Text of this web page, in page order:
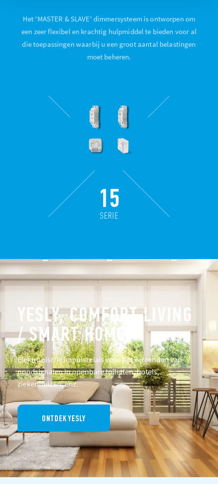
Het 'MASTER & SLAVE' dimmersysteem is ontworpen om
een zeer flexibel en krachtig hulpmiddel te bieden voor al
die toepassingen waarbij u een groot aantal belastingen
moet beheren.
15
SERIE
YESLY, COMFORT LIVING
/ SMART HOME
Elektronische impulsrelais voor het verzenden van
noodsignalen in openbare toiletten, hotels,
ziekenhuizen, enz.
ONTDEK YESLY